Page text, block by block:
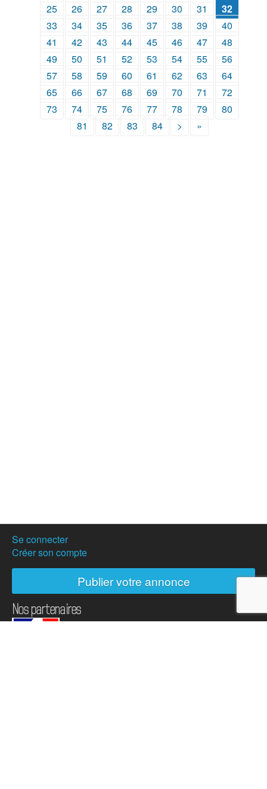
25
26 27 28 29 30 31
32
33
34 35 36 37 38 39
40
41
42 43 44 45 46 47
48
49
50 51 52 53 54 55
56
57
58 59 60 61 62 63
64
65
66 67 68 69 70 71
72
73
74 75 76 77 78 79
80
81
82 83 84 > »
Se connecter
Créer son compte
Publier votre annonce
Nos partenaires